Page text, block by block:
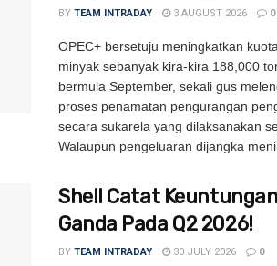
BY TEAM INTRADAY 3 AUGUST 2026 0
OPEC+ bersetuju meningkatkan
minyak sebanyak kira-kira 188,000
bermula September, sekali gus
proses penamatan pengurangan
secara sukarela yang dilaksanakan
Walaupun pengeluaran dijangka
Shell Catat
Ganda Pada Q2 2026!
BY TEAM INTRADAY 30 JULY 2026 0